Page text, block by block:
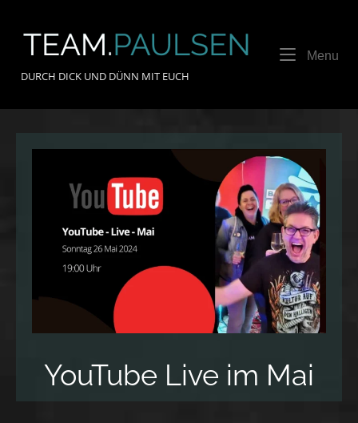
Home
DURCH DICK UND DÜNN MIT EUCH
Menu
YouTube Live im Mai